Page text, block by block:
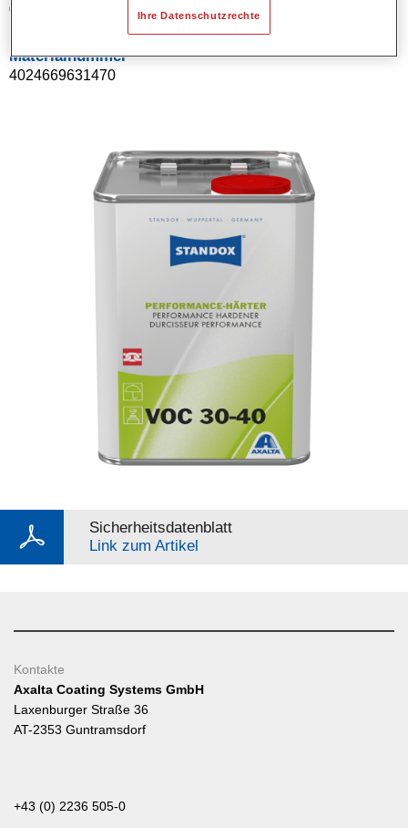
02079328
Materialnummer
4024669631470
Sicherheitsdatenblatt
Link zum Artikel
Kontakte
Axalta Coating Systems GmbH
Laxenburger Straße 36
AT-2353 Guntramsdorf
+43 (0) 2236 505-0
Ihre Datenschutzrechte